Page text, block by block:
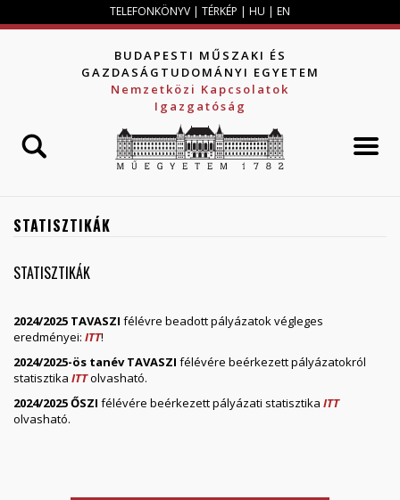
Jump to navigation
TELEFONKÖNYV | TÉRKÉP | HU | EN
BUDAPESTI MŰSZAKI ÉS
GAZDASÁGTUDOMÁNYI EGYETEM
Nemzetközi Kapcsolatok
Igazgatóság
STATISZTIKÁK
STATISZTIKÁK
2024/2025 TAVASZI félévre beadott pályázatok végleges
eredményei: ITT!
2024/2025-ös tanév TAVASZI félévére beérkezett pályázatokról
statisztika ITTolvasható.
2024/2025 ŐSZI félévére beérkezett pályázati statisztika ITT
olvasható.